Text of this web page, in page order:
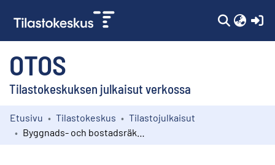
OTOS
Tilastokeskuksen julkaisut verkossa
Kokoelmat
Etusivu Tilastokeskus
Tilastojulkaisut